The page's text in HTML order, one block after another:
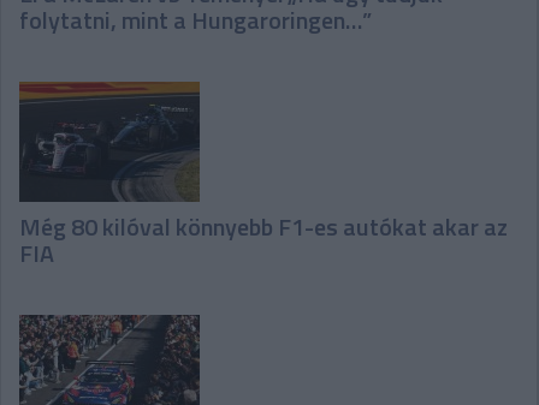
folytatni, mint a Hungaroringen…”
Még 80 kilóval könnyebb F1-es autókat akar az
FIA